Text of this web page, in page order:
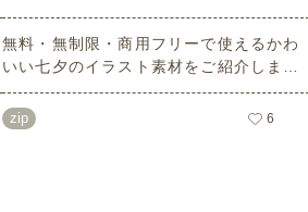
無料・無制限・商用フリーで使えるかわ
いい七夕のイラスト素材をご紹介しま
す。短冊の印刷用テンプレート、飾り文
字、使いやすいフレーム素材など多種多
様なイラストをご用意。学校や会社、老
zip 6